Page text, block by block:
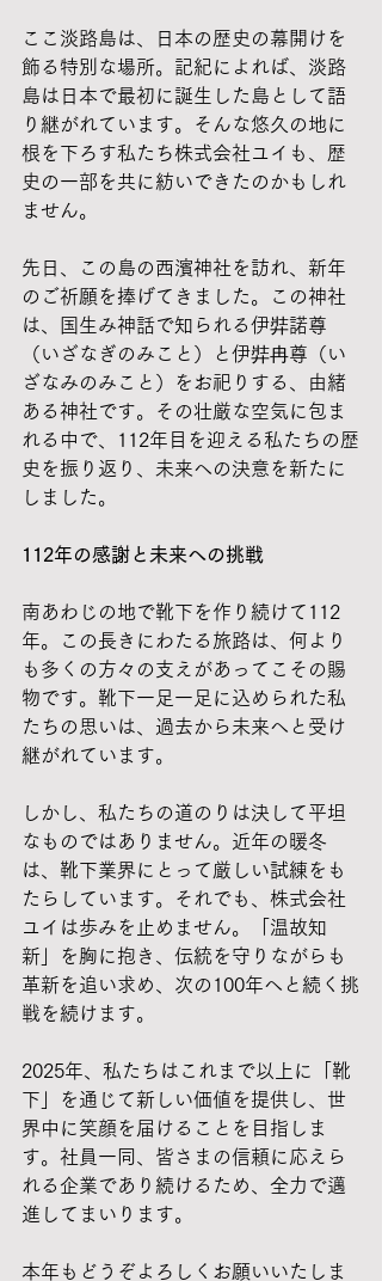
ここ淡路島は、日本の歴史の幕開けを
飾る特別な場所。記紀によれば、淡路
島は日本で最初に誕生した島として語
り継がれています。そんな悠久の地に
根を下ろす私たち株式会社ユイも、歴
史の一部を共に紡いできたのかもしれ
ません。
先日、この島の西濱神社を訪れ、新年
のご祈願を捧げてきました。この神社
は、国生み神話で知られる伊弉諾尊
（いざなぎのみこと）と伊弉冉尊（い
ざなみのみこと）をお祀りする、由緒
ある神社です。その壮厳な空気に包ま
れる中で、112年目を迎える私たちの歴
史を振り返り、未来への決意を新たに
しました。
112年の感謝と未来への挑戦
南あわじの地で靴下を作り続けて112
年。この長きにわたる旅路は、何より
も多くの方々の支えがあってこその賜
物です。靴下一足一足に込められた私
たちの思いは、過去から未来へと受け
継がれています。
しかし、私たちの道のりは決して平坦
なものではありません。近年の暖冬
は、靴下業界にとって厳しい試練をも
たらしています。それでも、株式会社
ユイは歩みを止めません。「温故知
新」を胸に抱き、伝統を守りながらも
革新を追い求め、次の100年へと続く挑
戦を続けます。
2025年、私たちはこれまで以上に「靴
下」を通じて新しい価値を提供し、世
界中に笑顔を届けることを目指しま
す。社員一同、皆さまの信頼に応えら
れる企業であり続けるため、全力で邁
進してまいります。
本年もどうぞよろしくお願いいたしま